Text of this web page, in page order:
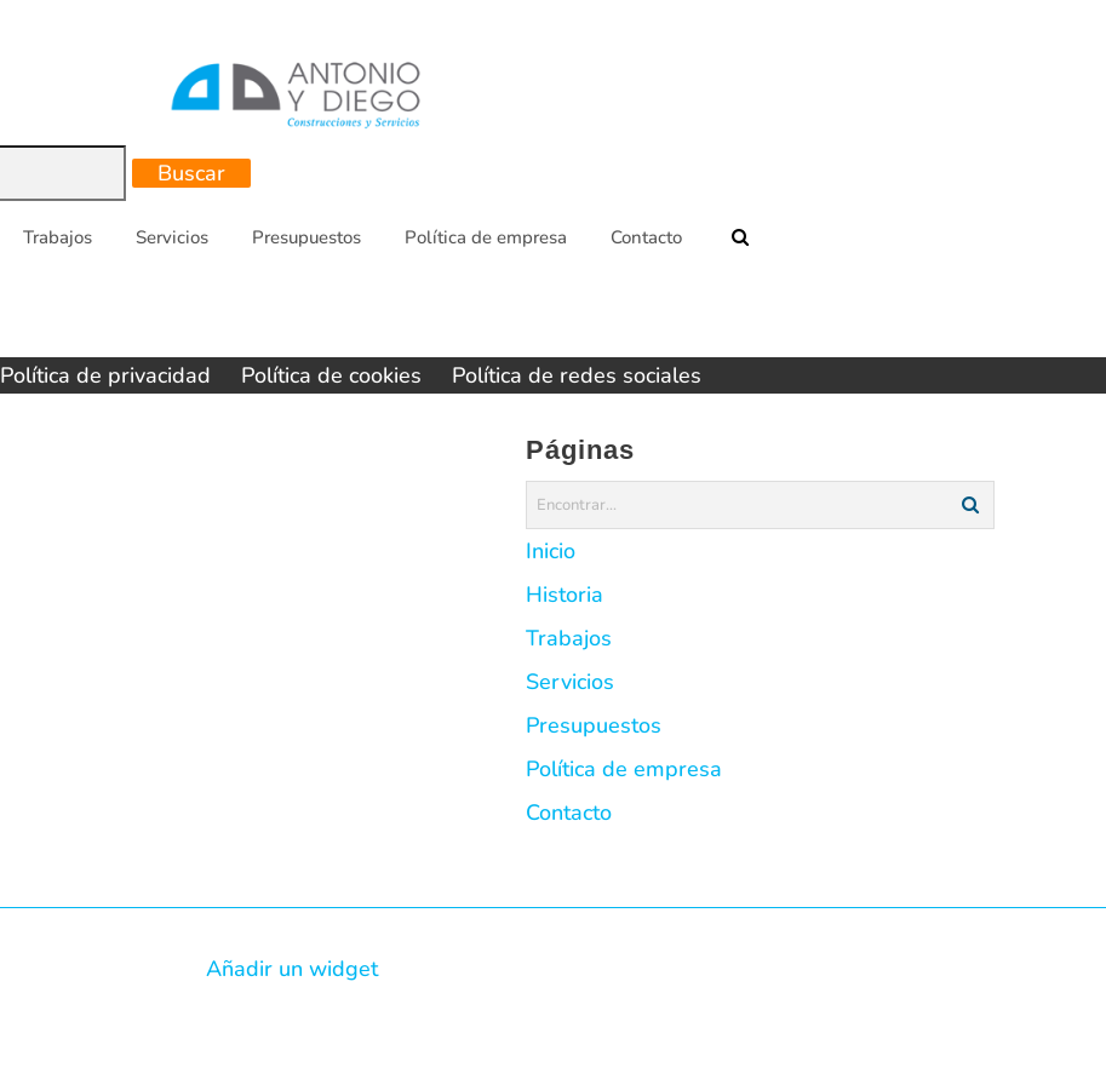
Trabajos Servicios Presupuestos Política de empresa Contacto
Política de privacidad Política de cookies Política de redes sociales
Páginas
Inicio
Historia
Trabajos
Servicios
Presupuestos
Política de empresa
Contacto
Añadir un widget